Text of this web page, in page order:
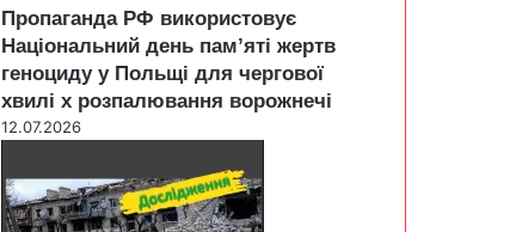
Пропаганда РФ використовує
Національний день пам’яті жертв
геноциду у Польщі для чергової
хвилі х розпалювання ворожнечі
12.07.2026